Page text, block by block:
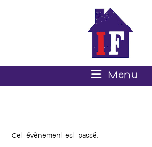
Menu
Cet évènement est passé.